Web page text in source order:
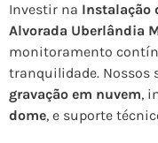
Investir na Instalação
Alvorada Uberlândia
monitoramento
tranquilidade. Nossos
gravação em nuvem,
dome, e suporte